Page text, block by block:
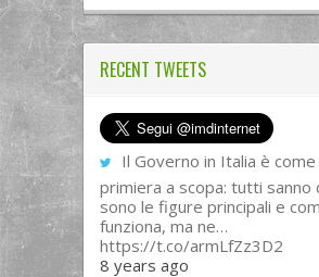
RECENT TWEETS
Il Governo in Italia è come
primiera a scopa: tutti sanno
sono le figure principali e
funziona, ma ne…
https://t.co/armLfZz3D2
8 years ago